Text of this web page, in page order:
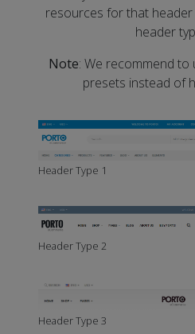
resources for that
header
Note: We recommend
presets instead of
Header Type 1
Header Type 2
Header Type 3